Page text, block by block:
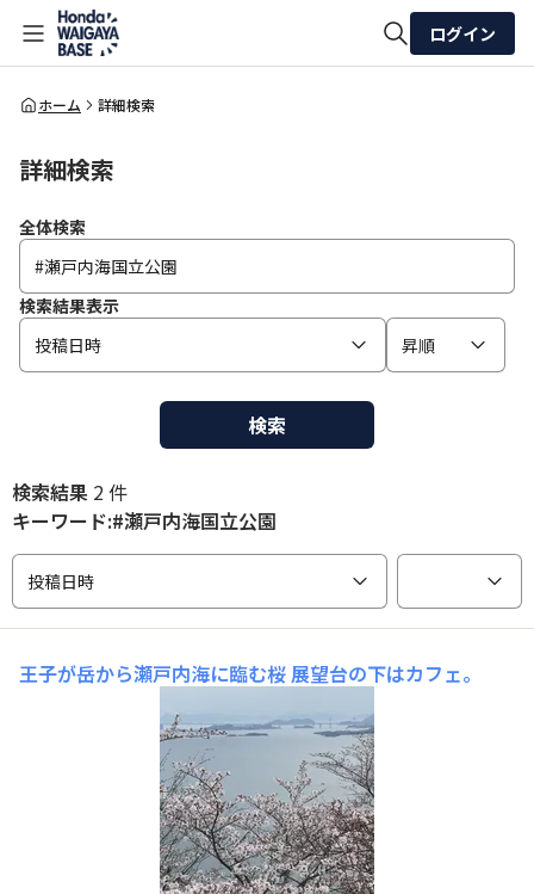
全体検索
ログイン
ホーム 詳細検索
詳細検索
全体検索
検索結果表示
投稿日時
昇順
検索
検索結果 2 件
キーワード:#瀬戸内海国立公園
投稿日時
王子が岳から瀬戸内海に臨む桜展望台の下はカフェ。